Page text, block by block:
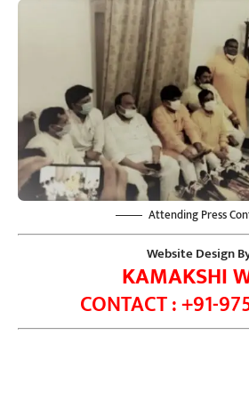
Attending Press
Website Design
KAMAKSHI
CONTACT : +91-